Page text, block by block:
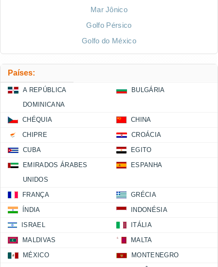
Mar Jônico
Golfo Pérsico
Golfo do México
Países:
A REPÚBLICA
DOMINICANA
BULGÁRIA
CHÉQUIA CHINA
CHIPRE CROÁCIA
CUBA EGITO
EMIRADOS ÁRABES
UNIDOS
ESPANHA
FRANÇA GRÉCIA
ÍNDIA INDONÉSIA
ISRAEL ITÁLIA
MALDIVAS MALTA
MÉXICO MONTENEGRO